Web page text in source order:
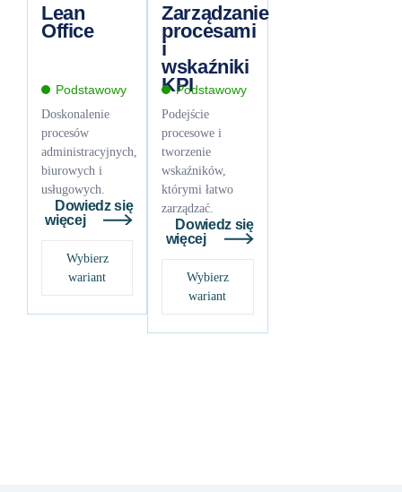
Lean
Office
Podstawowy
Doskonalenie
procesów
administracyjnych,
biurowych i
usługowych.
Dowiedz się
więcej
Wybierz
wariant
Zarządzanie
procesami
i
wskaźniki
KPIPodstawowy
Podejście
procesowe i
tworzenie
wskaźników,
którymi łatwo
zarządzać.
Dowiedz się
więcej
Wybierz
wariant